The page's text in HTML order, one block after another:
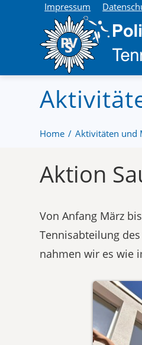
Impressum
Home Aktivitäten und
Aktion
Von Anfang März
Tennisabteilung
nahmen wir es wie